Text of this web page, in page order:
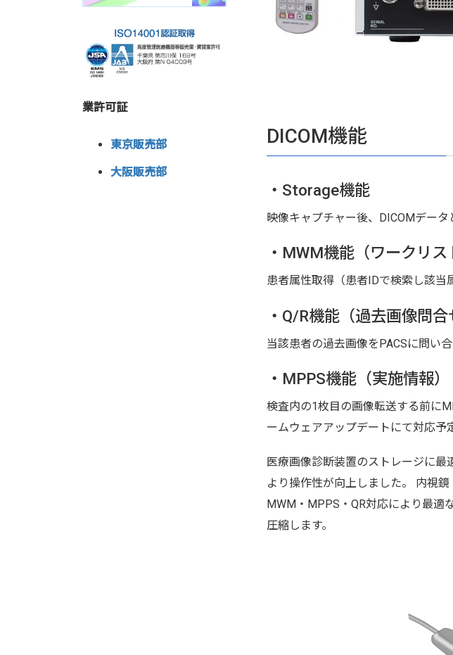
DICOM機能
・Storage機能
映像キャプチャー後、DICOMデータ
・MWM機能（ワークリス
患者属性取得（患者IDで検索し該当
・Q/R機能（過去画像問合
当該患者の過去画像をPACSに問い
・MPPS機能（実施情報）
検査内の1枚目の画像転送する前に
ームウェアアップデートにて対応予
医療画像診断装置のストレージに最
より操作性が向上しました。 内視
MWM・MPPS・QR対応により最適
圧縮します。
業許可証
東京販売部
大阪販売部